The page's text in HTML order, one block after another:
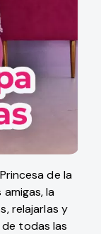
de la
la
relajarlas y
todas las